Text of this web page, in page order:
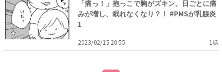
「痛っ！」抱っこで胸がズキン。日ごとに痛
みが増し、眠れなくなり？！ #PMSが乳腺炎
1
2023/02/15 20:55 1話